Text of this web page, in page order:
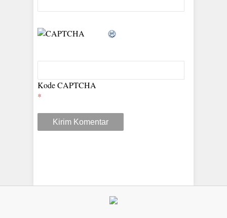
Kode CAPTCHA
*